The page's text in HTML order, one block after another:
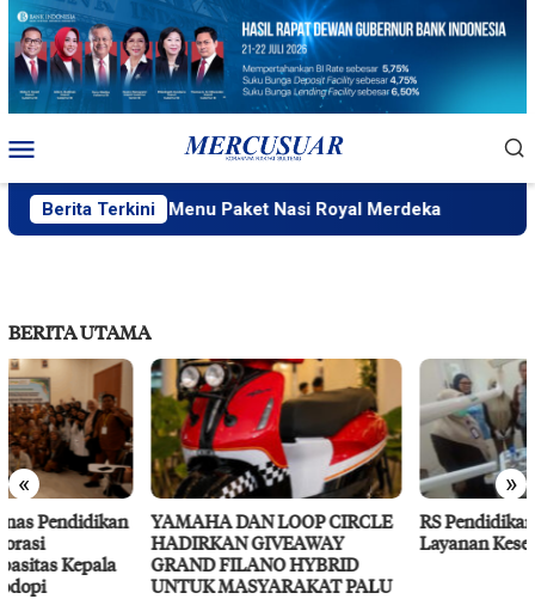
Loncat
konten
Mobile
Berita Terkini
Wahyudi, Menu Paket Nasi Royal Merdeka
BERITA UTAMA
« »
YAMAHA DAN LOOP CIRCLE
HADIRKAN GIVEAWAY
GRAND FILANO HYBRID
UNTUK MASYARAKAT PALU
RS Pendidikan Untad Gelar
Layanan Kesehatan Gratis